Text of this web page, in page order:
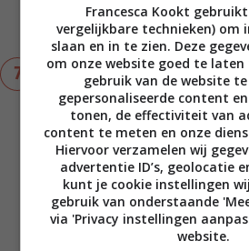
leg de laatste 10 minuten de
cherrytomaten erbij.
Serveer de zalm uit de oven
aardappelpartjes en garneer
oregano.
Notities
Dit recept is voor 4
Nog een bijgerecht? Zie
tips in de
Bereiding: 15 minuten +
Francesca Kookt
vergelijkbare technieken)
slaan en in te zien. Deze
om onze website goed te
gebruik van de website
gepersonaliseerde content
tonen, de effectiviteit van
content te meten en onze
Hiervoor verzamelen wij
advertentie ID’s, geolocatie
kunt je cookie instellingen
gebruik van onderstaande
via 'Privacy instellingen
website.